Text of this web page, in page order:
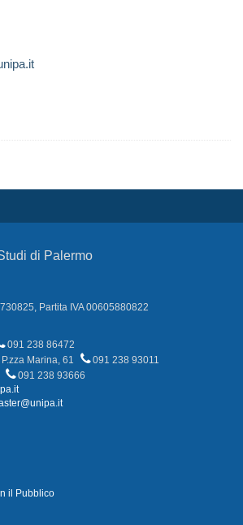
di Palermo
Partita IVA 00605880822
091 238 86472
Marina, 61
091 238 93011
091 238 93666
il Pubblico